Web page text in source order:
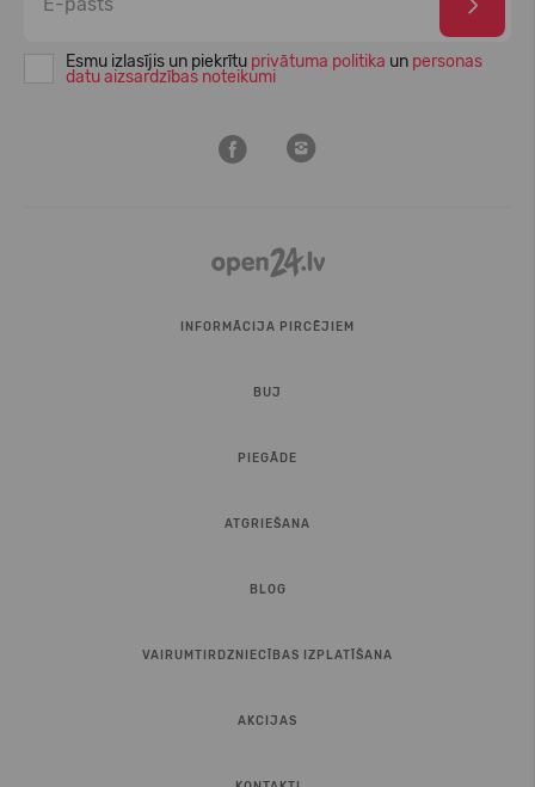
Esmu izlasījis un piekrītu privātuma politika un personas
datu aizsardzības noteikumi
INFORMĀCIJA PIRCĒJIEM
BUJ
PIEGĀDE
ATGRIEŠANA
BLOG
VAIRUMTIRDZNIECĪBAS IZPLATĪŠANA
AKCIJAS